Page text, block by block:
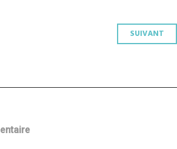
SUIVANT